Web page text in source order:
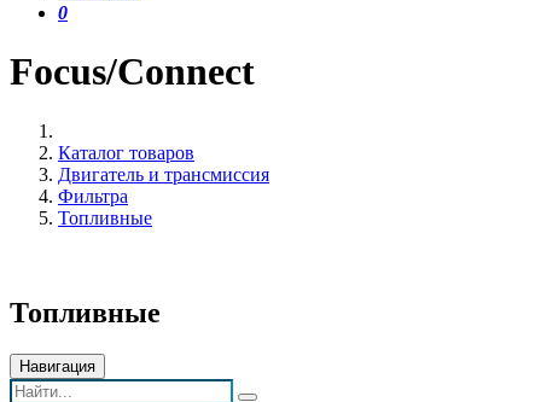
0
Focus/Connect
Каталог товаров
Двигатель и трансмиссия
Фильтра
Топливные
Топливные
Навигация